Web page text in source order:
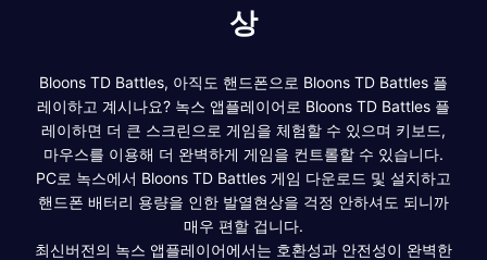
상
Bloons TD Battles, 아직도 핸드폰으로 Bloons TD Battles 플
레이하고 계시나요? 녹스 앱플레이어로 Bloons TD Battles 플
레이하면 더 큰 스크린으로 게임을 체험할 수 있으며 키보드,
마우스를 이용해 더 완벽하게 게임을 컨트롤할 수 있습니다.
PC로 녹스에서 Bloons TD Battles 게임 다운로드 및 설치하고
핸드폰 배터리 용량을 인한 발열현상을 걱정 안하셔도 되니까
매우 편할 겁니다.
최신버전의 녹스 앱플레이어에서는 호환성과 안전성이 완벽한